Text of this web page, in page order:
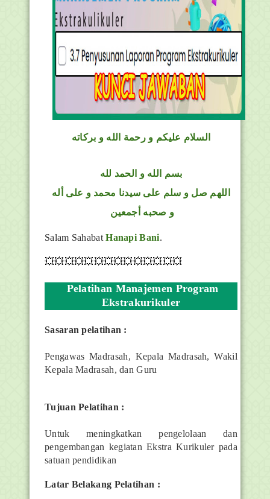
السلام عليكم و رحمة الله و بركاته
بسم الله و الحمد لله
اللهم صل و سلم على سيدنا محمد و على أله
و صحبه أجمعين
Salam SahabatHanapi Bani.
💥💥💥💥💥💥💥💥💥💥💥💥💥💥
Pelatihan Manajemen Program
Ekstrakurikuler
Sasaran pelatihan :
Pengawas Madrasah, Kepala Madrasah, Wakil
Kepala Madrasah, dan Guru
Tujuan Pelatihan :
Untuk meningkatkan pengelolaan dan
pengembangan kegiatan Ekstra Kurikuler pada
satuan pendidikan
Latar Belakang Pelatihan :